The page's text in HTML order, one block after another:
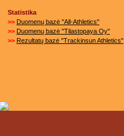
Statistika
>> Duomenų bazė "All-Athletics"
>> Duomenų bazė "Tilastopaya Oy"
>> Rezultatų bazė "Trackinsun Athletics"